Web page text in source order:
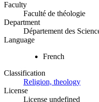
Faculty
Faculté de théologie
Department
Département des
Language
French
Classification
Religion, theology
License
License undefined